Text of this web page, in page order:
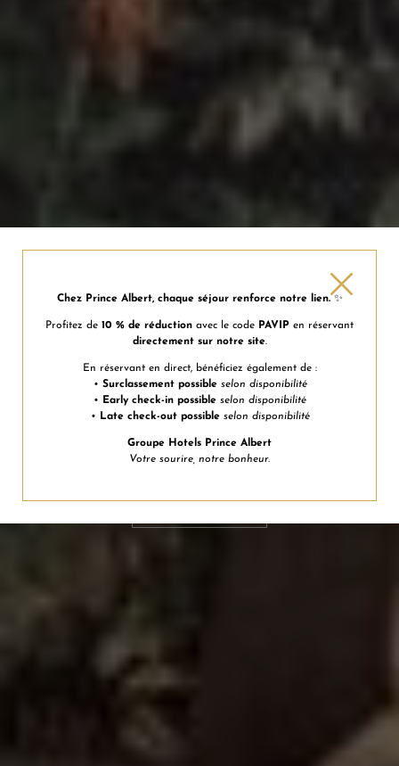
Hôtel Prince Albert Lyon Bercy
***
Groupe Hotels Prince Albert
HOTEL CHIC
Chez Prince Albert, chaque séjour renforce notre lien.✨
Profitez de 10 % de réduction avec le code PAVIP en réservant
directement sur notre site.
En réservant en direct, bénéficiez également de :
• Surclassement possible selon disponibilité
• Early check-in possible selon disponibilité
• Late check-out possible selon disponibilité
Groupe Hotels Prince Albert
Votre sourire, notre bonheur.